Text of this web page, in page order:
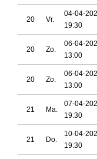
20 Vr.
04-04-
19:30
20 Zo.
06-04-
13:00
20 Zo.
06-04-
13:00
21 Ma.
07-04-
19:30
21 Do.
10-04-
19:30